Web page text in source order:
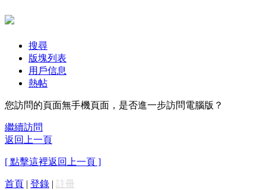
搜尋
版塊列表
用戶信息
熱帖
您訪問的頁面無手機頁面，是否進一步訪問電腦版？
繼續訪問
返回上一頁
[ 點擊這裡返回上一頁 ]
首頁 | 登錄 | 註冊